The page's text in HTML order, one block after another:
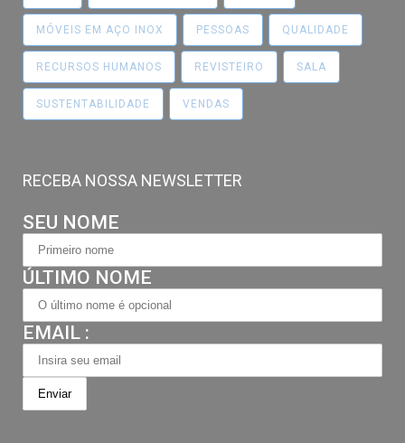
MÓVEIS EM AÇO INOX PESSOAS QUALIDADE
RECURSOS HUMANOS REVISTEIRO SALA
SUSTENTABILIDADE VENDAS
RECEBA NOSSA NEWSLETTER
SEU NOME
ÚLTIMO NOME
EMAIL :